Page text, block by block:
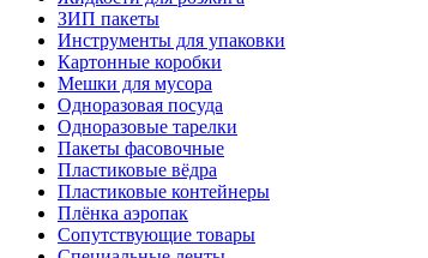
ЗИП пакеты
Инструменты для упаковки
Картонные коробки
Мешки для мусора
Одноразовая посуда
Одноразовые тарелки
Пакеты фасовочные
Пластиковые вёдра
Пластиковые контейнеры
Плёнка аэропак
Сопутствующие товары